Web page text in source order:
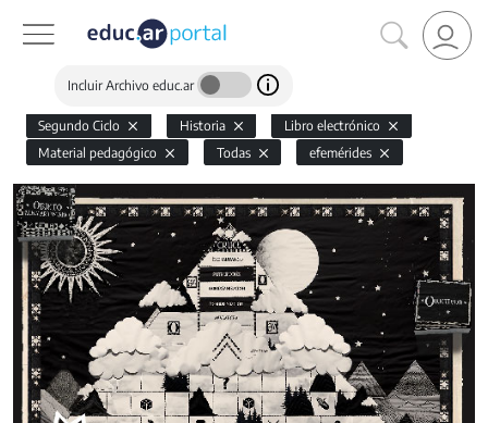
Incluir Archivo educ.ar
Segundo Ciclo Historia
Libro electrónico
Material pedagógico
Todas efemérides